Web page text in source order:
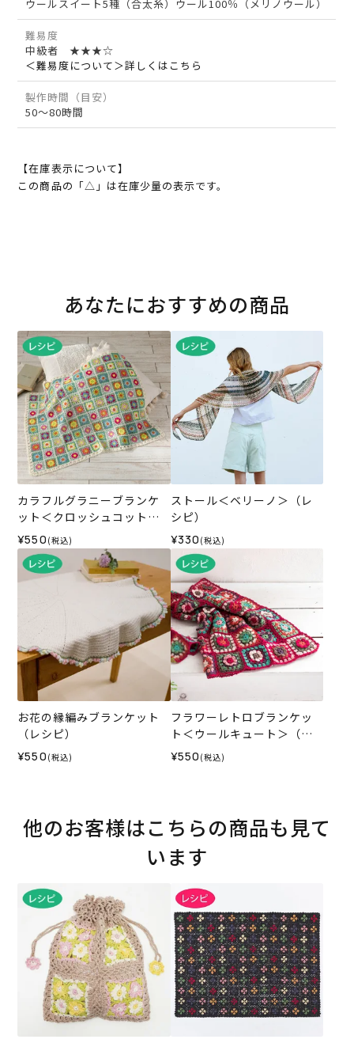
ウールスイート5種（合太糸）ウール100％（メリノウール）
難易度
中級者 ★★★☆
＜難易度について＞詳しくはこちら
製作時間（目安）
50～80時間
【在庫表示について】
この商品の「△」は在庫少量の表示です。
あなたにおすすめの商品
カラフルグラニーブランケ
ット＜クロッシュコットン
＞（レシピ）
¥550 (税込)
ストール＜ベリーノ＞（レ
シピ）
¥330 (税込)
お花の縁編みブランケット
（レシピ）
¥550 (税込)
フラワーレトロブランケッ
ト＜ウールキュート＞（レ
シピ）
¥550 (税込)
他のお客様はこちらの商品も見て
います